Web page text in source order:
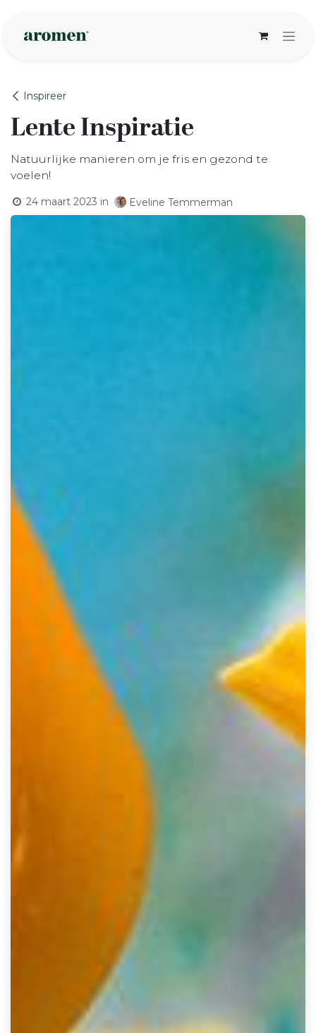
Inspireer
Lente Inspiratie
Natuurlijke manieren om je fris en gezond te
voelen!
24 maart 2023 in Eveline Temmerman